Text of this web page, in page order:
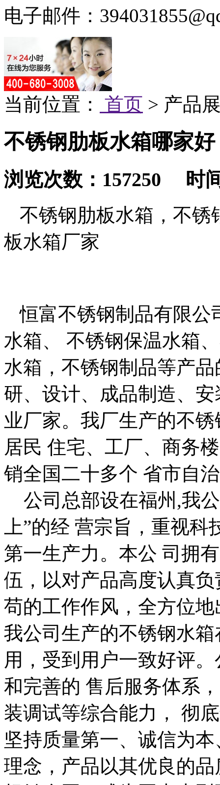
电子邮件：
当前位置： 首页 > 产品
不锈钢肋板水箱哪家好
浏览次数：157250 时
不锈钢肋板水箱，不锈
板水箱厂家
恒富不锈钢制品有限公
水箱、 不锈钢保温水箱
水箱，不锈钢制品等产
研、设计、成品制造、
业厂家。我厂生产的不
居民 住宅、工厂、商务
销全国二十多个 省市自
公司总部设在福州,我
上”的经 营宗旨，重视
第一生产力。本公 司拥
伍，以对产品高度认真
苟的工作作风，全方位
我公司生产的不锈钢水
用，受到用户一致好评
和完善的 售后服务体系
装调试等综合能力， 彻
坚持质量第一、诚信为
理念，产品以其优良的